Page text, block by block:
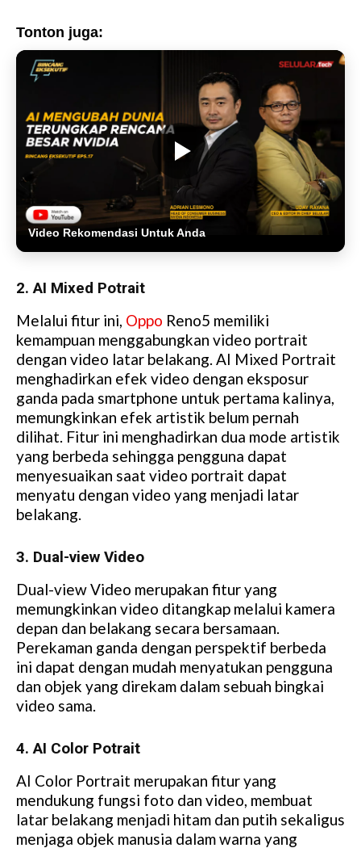
Tonton juga:
Video Rekomendasi Untuk Anda
2.AI Mixed Potrait
Melalui fitur ini, Oppo Reno5 memiliki
kemampuan menggabungkan video portrait
dengan video latar belakang. AI Mixed Portrait
menghadirkan efek video dengan eksposur
ganda pada smartphone untuk pertama kalinya,
memungkinkan efek artistik belum pernah
dilihat. Fitur ini menghadirkan dua mode artistik
yang berbeda sehingga pengguna dapat
menyesuaikan saat video portrait dapat
menyatu dengan video yang menjadi latar
belakang.
3. Dual-view Video
Dual-view Video merupakan fitur yang
memungkinkan video ditangkap melalui kamera
depan dan belakang secara bersamaan.
Perekaman ganda dengan perspektif berbeda
ini dapat dengan mudah menyatukan pengguna
dan objek yang direkam dalam sebuah bingkai
video sama.
4. AI Color Potrait
AI Color Portrait merupakan fitur yang
mendukung fungsi foto dan video, membuat
latar belakang menjadi hitam dan putih sekaligus
menjaga objek manusia dalam warna yang